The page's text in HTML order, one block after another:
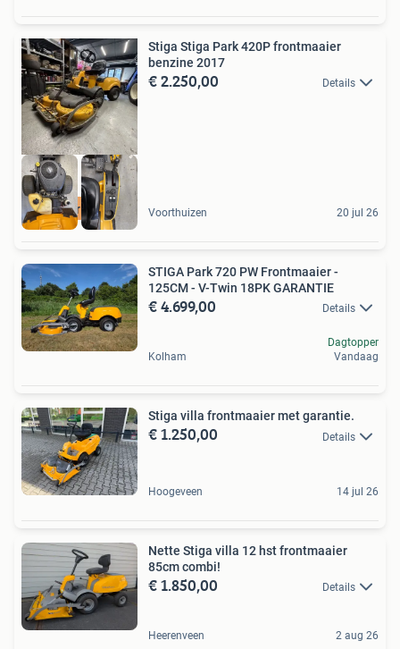
Wees er snel bij
Stiga Stiga Park 420P frontmaaier
benzine 2017
€ 2.250,00 Details
Voorthuizen 20 jul 26
STIGA Park 720 PW Frontmaaier -
125CM - V-Twin 18PK GARANTIE
€ 4.699,00 Details
Kolham
Dagtopper
Vandaag
Stiga villa frontmaaier met garantie.
€ 1.250,00 Details
Hoogeveen 14 jul 26
Nette Stiga villa 12 hst frontmaaier
85cm combi!
€ 1.850,00 Details
Heerenveen 2 aug 26